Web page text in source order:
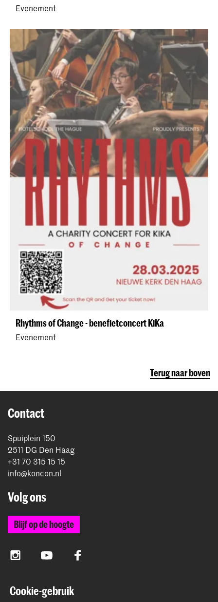
Evenement
Rhythms of Change - benefietconcert KiKa
Evenement
Terug naar boven
Contact
Spuiplein 150
2511 DG Den Haag
+31 70 315 15 15
info@koncon.nl
Volg ons
Blijf op de hoogte
InstagramYouTube Facebook
Het Koninklijk Conservatorium en de Koninklijke
Cookie-gebruik